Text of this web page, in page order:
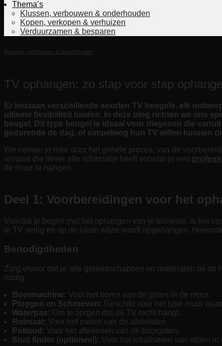
Thema’s
Klussen, verbouwen & onderhouden
Kopen, verkopen & verhuizen
Verduurzamen & besparen
Klussen, verbouwen & onderhouden
TV ophangen: zo stap voor stap
Er bestaan verschillende soorten TV beugels, elk
ultieme flexibiliteit bieden. In deze blog richten we ons
beugel. Dit type beugel is ideaal voor diegenen die
gedurende de dag, of simpelweg hun TV willen kunnen
We nemen je mee door het gehele proces, van de
iemand die liever alle informatie heeft voordat je een
de muur te hangen.
Deel 1: Voorbereidingen voor het
Voordat je begint met het ophangen van je televisie, is het
je TV veilig en op de juiste wijze wordt opgehangen.
Benodigdheden
Zorg ervoor dat je alle gereedschappen en materialen bij de
nodig:
Boormachine: Voor het boren van de gaten in de muur.
Pluggen en Schroeven: Geschikt voor het type muur
Waterpas: Om te zorgen dat de TV recht hangt.
Rolmaat: Voor het meten van de afstanden.
Potlood: Voor het aftekenen van de boorgaten.
Stud finder (optioneel): Voor het lokaliseren van stijlen